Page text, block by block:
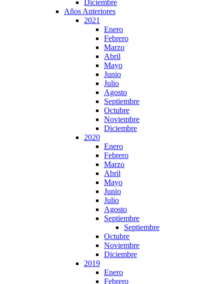
Diciembre
Años Anteriores
2021
Enero
Febrero
Marzo
Abril
Mayo
Junio
Julio
Agosto
Septiembre
Octubre
Noviembre
Diciembre
2020
Enero
Febrero
Marzo
Abril
Mayo
Junio
Julio
Agosto
Septiembre
Septiembre
Octubre
Noviembre
Diciembre
2019
Enero
Febrero